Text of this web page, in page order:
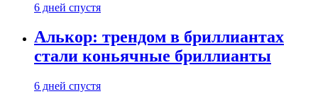
6 дней спустя
Алькор: трендом в бриллиантах
стали коньячные бриллианты
6 дней спустя